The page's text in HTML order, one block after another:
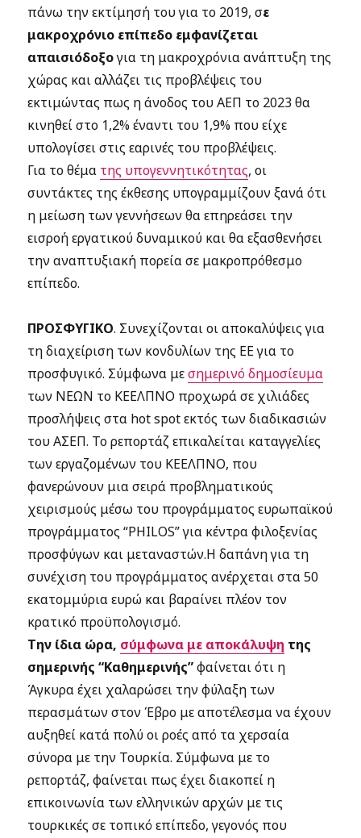
πάνω την εκτίμησή του για το 2019, σε
μακροχρόνιο επίπεδο εμφανίζεται
απαισιόδοξογια τη μακροχρόνια ανάπτυξη της
χώρας και αλλάζει τις προβλέψεις του
εκτιμώντας πως η άνοδος του ΑΕΠ το 2023 θα
κινηθεί στο 1,2% έναντι του 1,9% που είχε
υπολογίσει στις εαρινές του προβλέψεις.
Για το θέμα της υπογεννητικότητας, οι
συντάκτες της έκθεσης υπογραμμίζουν ξανά ότι
η μείωση των γεννήσεων θα επηρεάσει την
εισροή εργατικού δυναμικού και θα εξασθενήσει
την αναπτυξιακή πορεία σε μακροπρόθεσμο
επίπεδο.
ΠΡΟΣΦΥΓΙΚΟ. Συνεχίζονται οι αποκαλύψεις για
τη διαχείριση των κονδυλίων της ΕΕ για το
προσφυγικό. Σύμφωνα μεσημερινό δημοσίευμα
των ΝΕΩΝ το ΚΕΕΛΠΝΟ προχωρά σε χιλιάδες
προσλήψεις στα hot spot εκτός των διαδικασιών
του ΑΣΕΠ. Το ρεπορτάζ επικαλείται καταγγελίες
των εργαζομένων του ΚΕΕΛΠΝΟ, που
φανερώνουν μια σειρά προβληματικούς
χειρισμούς μέσω του προγράμματος ευρωπαϊκού
προγράμματος “PHILOS” για κέντρα φιλοξενίας
προσφύγων και μεταναστών.Η δαπάνη για τη
συνέχιση του προγράμματος ανέρχεται στα 50
εκατομμύρια ευρώ και βαραίνει πλέον τον
κρατικό προϋπολογισμό.
Την ίδια ώρα, σύμφωνα με αποκάλυψη της
σημερινής “Καθημερινής”φαίνεται ότι η
Άγκυρα έχει χαλαρώσει την φύλαξη των
περασμάτων στον Έβρο με αποτέλεσμα να έχουν
αυξηθεί κατά πολύ οι ροές από τα χερσαία
σύνορα με την Τουρκία. Σύμφωνα με το
ρεπορτάζ, φαίνεται πως έχει διακοπεί η
επικοινωνία των ελληνικών αρχών με τις
τουρκικές σε τοπικό επίπεδο, γεγονός που